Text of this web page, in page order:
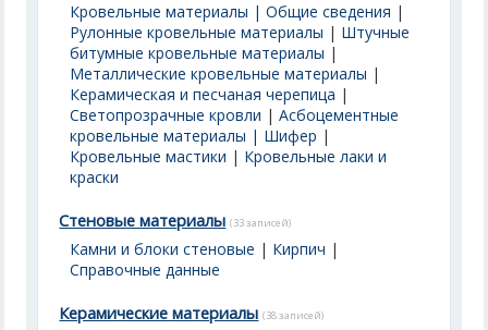
Кровельные материалы | Общие сведения |
Рулонные кровельные материалы | Штучные
битумные кровельные материалы |
Металлические кровельные материалы |
Керамическая и песчаная черепица |
Светопрозрачные кровли |Асбоцементные
кровельные материалы | Шифер |
Кровельные мастики | Кровельные лаки и
краски
Стеновые материалы (33 записей)
Камни и блоки стеновые | Кирпич |
Справочные данные
Керамические материалы (38 записей)